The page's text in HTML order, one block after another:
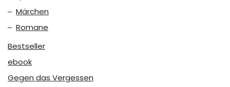
Märchen
Romane
Bestseller
ebook
Gegen das Vergessen